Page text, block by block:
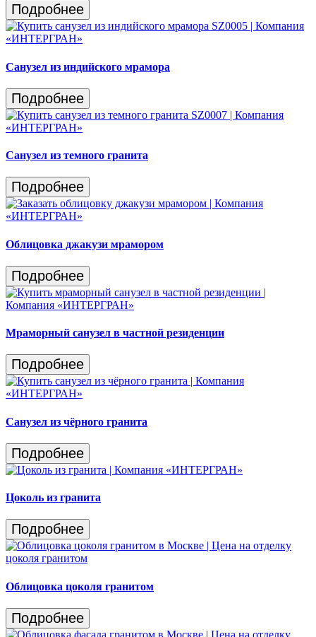
Подробнее
Санузел из индийского мрамора
Подробнее
Санузел из темного гранита
Подробнее
Облицовка джакузи мрамором
Подробнее
Мраморный санузел в частной резиденции
Подробнее
Санузел из чёрного гранита
Подробнее
Цоколь из гранита
Подробнее
Облицовка цоколя гранитом
Подробнее